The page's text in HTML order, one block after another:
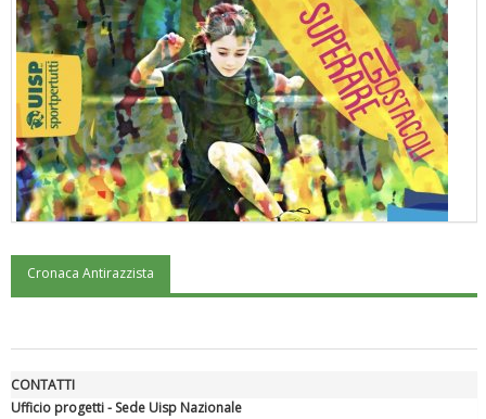
"Superare gli ostacoli": la relazione di Tiziano Pesce al CN Uisp
Cronaca Antirazzista
CONTATTI
Ufficio progetti - Sede Uisp Nazionale